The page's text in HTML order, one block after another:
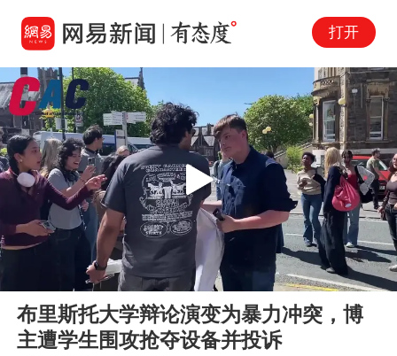
打开
02:18
Play
布里斯托大学辩论演变为暴力冲突，博
主遭学生围攻抢夺设备并投诉